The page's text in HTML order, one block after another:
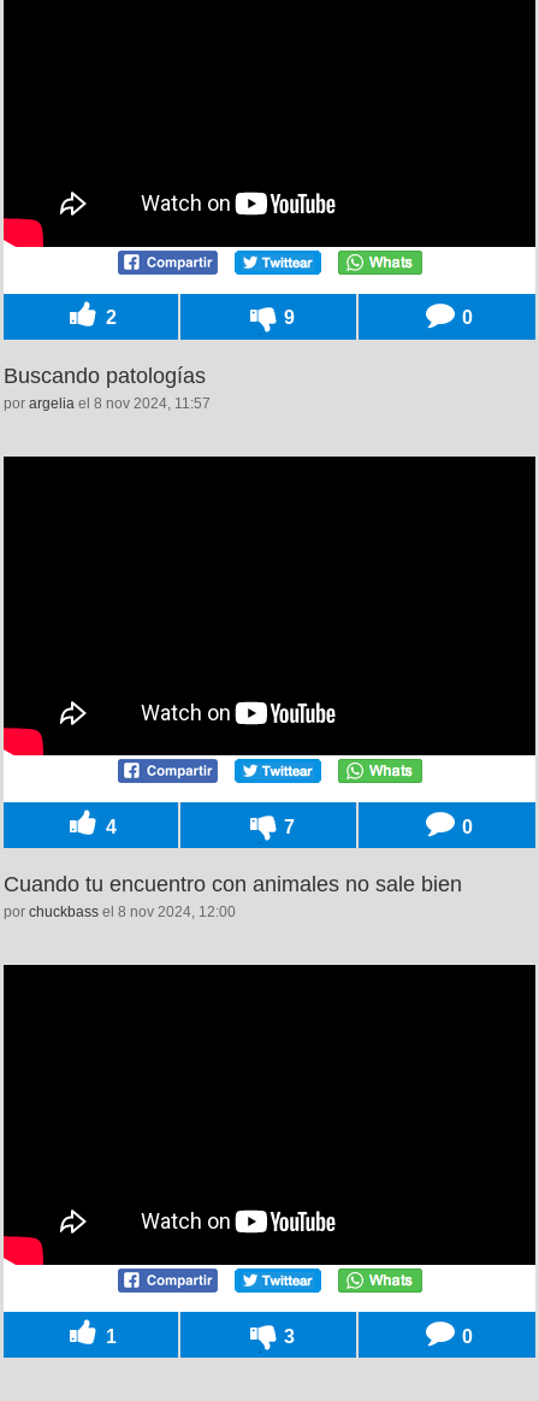
2 9 0
Buscando patologías
por argelia el 8 nov 2024, 11:57
4 7 0
Cuando tu encuentro con animales no sale bien
por chuckbass el 8 nov 2024, 12:00
1 3 0